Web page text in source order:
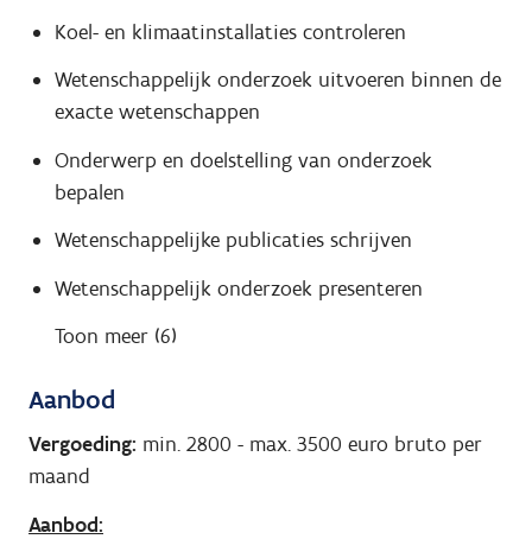
Koel- en klimaatinstallaties controleren
Wetenschappelijk onderzoek uitvoeren binnen de
exacte wetenschappen
Onderwerp en doelstelling van onderzoek
bepalen
Wetenschappelijke publicaties schrijven
Wetenschappelijk onderzoek presenteren
Toon meer (6)
Aanbod
Vergoeding: min. 2800 - max. 3500 euro bruto per
maand
Aanbod: